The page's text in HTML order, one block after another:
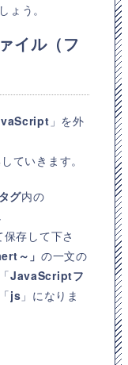
ょう。
イル（フ
」を外
ていきます。
グ内の
保存して下さ
～」 の一文の
JavaScriptフ
js 」になりま